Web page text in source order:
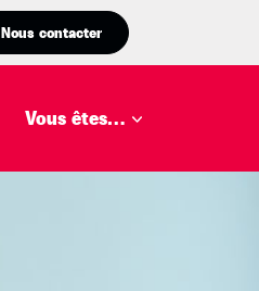
Nous contacter
Vous êtes…